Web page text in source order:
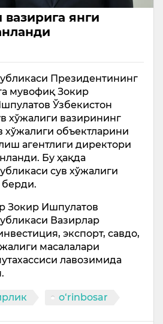
янги
Президентининг
мувофиқ Зокир
Ўзбекистон
хўжалиги вазирининг
хўжалиги объектларини
агентлиги директори
Бу ҳақда
сув хўжалиги
берди.
Зокир Ишпулатов
Вазирлар
экспорт, савдо,
масалалари
лавозимида
o‘rinbosar